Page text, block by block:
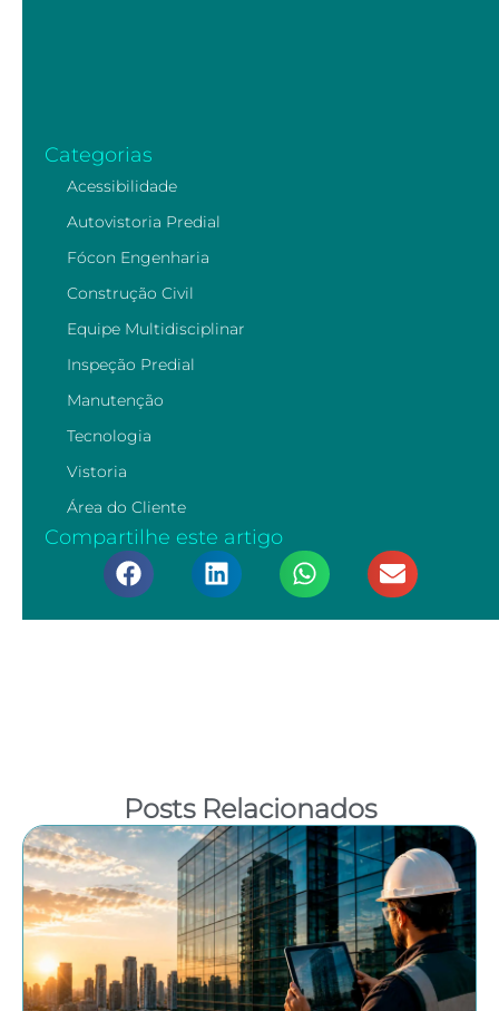
Categorias
Acessibilidade
Autovistoria Predial
Fócon Engenharia
Construção Civil
Equipe Multidisciplinar
Inspeção Predial
Manutenção
Tecnologia
Vistoria
Área do Cliente
Compartilhe este artigo
Posts Relacionados